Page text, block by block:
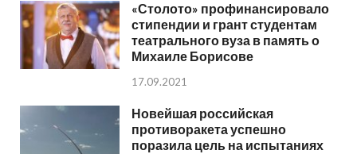
«Столото» профинансировало
стипендии и грант студентам
театрального вуза в память о
Михаиле Борисове
17.09.2021
Новейшая российская
противоракета успешно
поразила цель на испытаниях